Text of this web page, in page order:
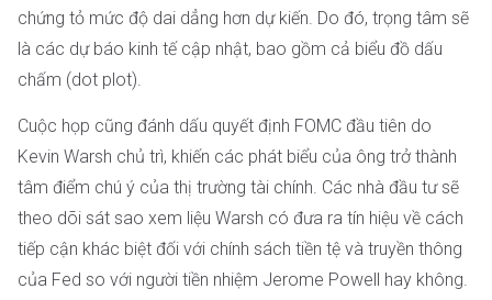
chứng tỏ mức độ dai dẳng hơn dự kiến. Do đó, trọng tâm sẽ
là các dự báo kinh tế cập nhật, bao gồm cả biểu đồ dấu
chấm (dot plot).
Cuộc họp cũng đánh dấu quyết định FOMC đầu tiên do
Kevin Warsh chủ trì, khiến các phát biểu của ông trở thành
tâm điểm chú ý của thị trường tài chính. Các nhà đầu tư sẽ
theo dõi sát sao xem liệu Warsh có đưa ra tín hiệu về cách
tiếp cận khác biệt đối với chính sách tiền tệ và truyền thông
của Fed so với người tiền nhiệm Jerome Powell hay không.